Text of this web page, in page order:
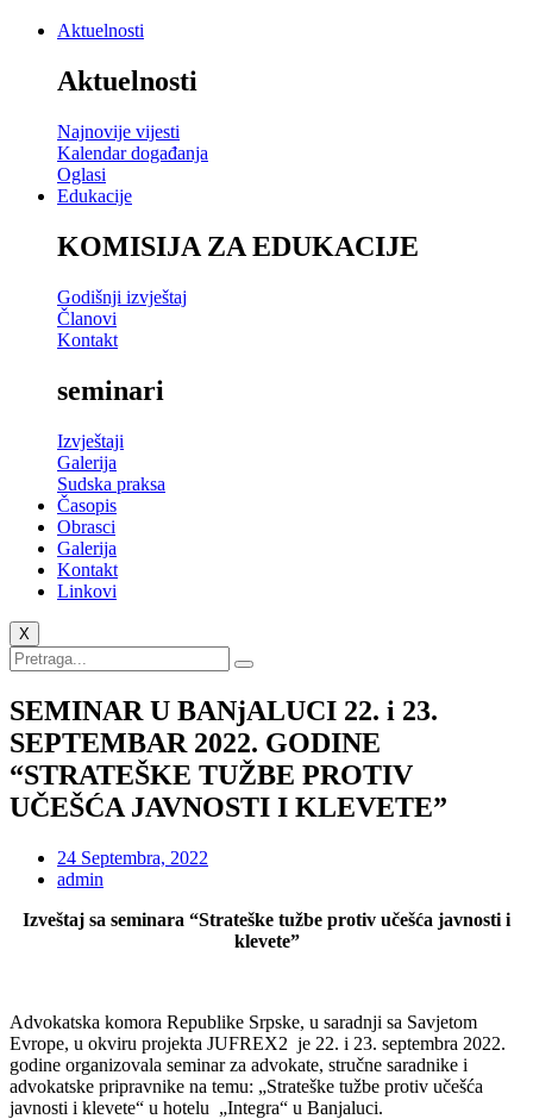
Aktuelnosti
Aktuelnosti
Najnovije vijesti
Kalendar događanja
Oglasi
Edukacije
KOMISIJA ZA EDUKACIJE
Godišnji izvještaj
Članovi
Kontakt
seminari
Izvještaji
Galerija
Sudska praksa
Časopis
Obrasci
Galerija
Kontakt
Linkovi
X
SEMINAR U BANjALUCI 22. i 23.
SEPTEMBAR 2022. GODINE
“STRATEŠKE TUŽBE PROTIV
UČEŠĆA JAVNOSTI I KLEVETE”
24 Septembra, 2022
admin
Izveštaj sa seminara “Strateške tužbe protiv učešća javnosti i
klevete”
Advokatska komora Republike Srpske, u saradnji sa Savjetom
Evrope, u okviru projekta JUFREX2 je 22. i 23. septembra 2022.
godine organizovala seminar za advokate, stručne saradnike i
advokatske pripravnike na temu: „Strateške tužbe protiv učešća
javnosti i klevete“ u hotelu „Integra“ u Banjaluci.